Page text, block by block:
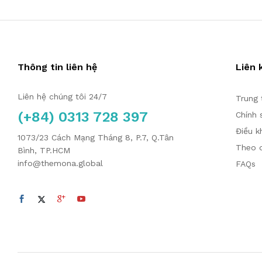
Thông tin liên hệ
Liên hệ chúng tôi 24/7
(+84) 0313 728 397
1073/23 Cách Mạng Tháng 8, P.7, Q.Tân
Bình, TP.HCM
info@themona.global
Liên
Trung
Chính
Điều
Theo
FAQs